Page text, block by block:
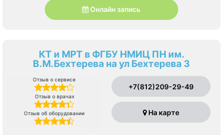
Онлайн запись
КТ и МРТ в ФГБУ НМИЦ ПН им.
В.М.Бехтерева на ул Бехтерева 3
Отзыв о сервисе
Отзыв о врачах
Отзыв об оборудовании
+7(812)209-29-49
На карте